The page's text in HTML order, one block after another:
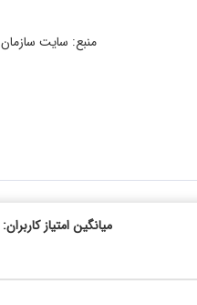
منبع: سایت
میانگین امتیاز کاربران: 0.0 (0 رای)